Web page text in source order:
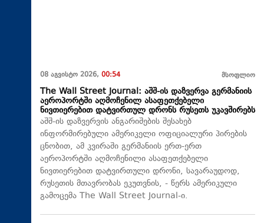
08 აგვისტო 2026, 00:54 მსოფლიო
The Wall Street Journal: აშშ-ის დაზვერვა გერმანიის
აეროპორტში აღმოჩენილ ასაფეთქებელი
ნივთიერებით დატვირთულ დრონს რუსეთს უკავშირებს
აშშ-ის დაზვერვის ანგარიშების შესახებ
ინფორმირებული ამერიკელი ოფიციალური პირების
ცნობით, ამ კვირაში გერმანიის ერთ-ერთ
აეროპორტში აღმოჩენილი ასაფეთქებელი
ნივთიერებით დატვირთული დრონი, სავარაუდოდ,
რუსეთის მთავრობას ეკუთვნის, - წერს ამერიკული
გამოცემა The Wall Street Journal-ი.